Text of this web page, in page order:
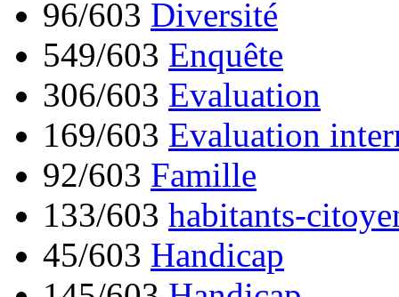
96/603 Diversité
549/603 Enquête
306/603 Evaluation
169/603 Evaluation
92/603 Famille
133/603 habitants-
45/603 Handicap